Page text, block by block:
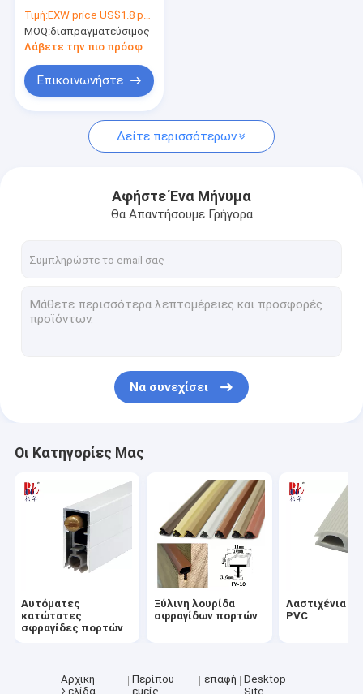
σφραγίδων πορτών
PVC 50mm άσπρη
Τιμή:EXW price US$1.8 per piece
MOQ:διαπραγματεύσιμος
Λάβετε την πιο πρόσφατη τιμή
Επικοινωνήστε
Δείτε περισσότερων
Αφήστε Ένα Μήνυμα
Θα Απαντήσουμε Γρήγορα
Να συνεχίσει
Οι Κατηγορίες Μας
Αυτόματες
κατώτατες
σφραγίδες πορτών
Ξύλινη λουρίδα
σφραγίδων πορτών
Λαστιχένια
PVC
Αρχική
Σελίδα
Περίπου
εμείς
επαφή
Desktop
Site